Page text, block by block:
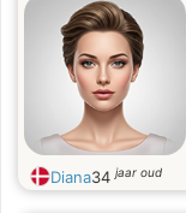
Diana34jaar oud